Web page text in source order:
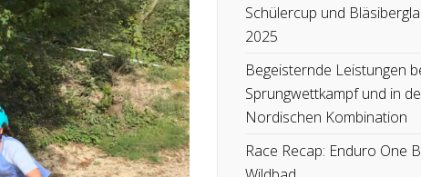
Schülercup und
2025
Begeisternde Leistungen
Sprungwettkampf und in
Nordischen Kombination
Race Recap: Enduro One